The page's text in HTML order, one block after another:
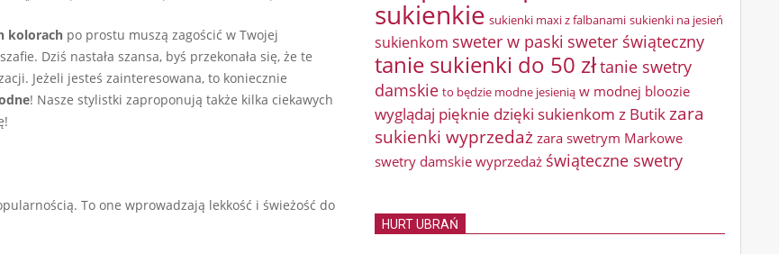
kolorach po prostu muszą zagościć w Twojej
Dziś nastała szansa, byś przekonała się, że te
Jeżeli jesteś zainteresowana, to koniecznie
! Nasze stylistki zaproponują także kilka ciekawych
To one wprowadzają lekkość i świeżość do
sukienkie sukienki maxi z falbanami sukienki na jesień
sukienkom sweter w paski sweter świąteczny
tanie sukienki do 50 złtanie swetry
damskie to będzie modne jesienią w modnej bloozie
wyglądaj pięknie dzięki sukienkom z Butikzara
sukienki wyprzedażzara swetrym Markowe
swetry damskie wyprzedaż świąteczne swetry
HURT UBRAŃ